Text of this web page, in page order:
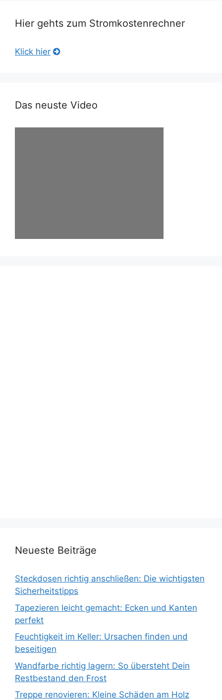
Hier gehts zum Stromkostenrechner
Klick hier
Das neuste Video
Neueste Beiträge
Steckdosen richtig anschließen: Die wichtigsten
Sicherheitstipps
Tapezieren leicht gemacht: Ecken und Kanten
perfekt
Feuchtigkeit im Keller: Ursachen finden und
beseitigen
Wandfarbe richtig lagern: So übersteht Dein
Restbestand den Frost
Treppe renovieren: Kleine Schäden am Holz